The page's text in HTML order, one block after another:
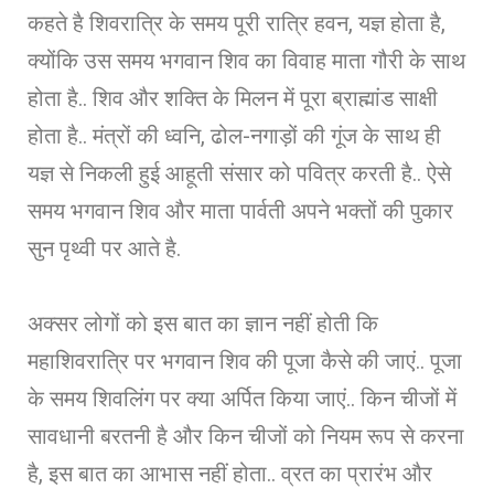
कहते है शिवरात्रि के समय पूरी रात्रि हवन, यज्ञ होता है,
क्योंकि उस समय भगवान शिव का विवाह माता गौरी के साथ
होता है.. शिव और शक्ति के मिलन में पूरा ब्राह्मांड साक्षी
होता है.. मंत्रों की ध्वनि, ढोल-नगाड़ों की गूंज के साथ ही
यज्ञ से निकली हुई आहूती संसार को पवित्र करती है.. ऐसे
समय भगवान शिव और माता पार्वती अपने भक्तों की पुकार
सुन पृथ्वी पर आते है.
अक्सर लोगों को इस बात का ज्ञान नहीं होती कि
महाशिवरात्रि पर भगवान शिव की पूजा कैसे की जाएं.. पूजा
के समय शिवलिंग पर क्या अर्पित किया जाएं.. किन चीजों में
सावधानी बरतनी है और किन चीजों को नियम रूप से करना
है, इस बात का आभास नहीं होता.. व्रत का प्रारंभ और